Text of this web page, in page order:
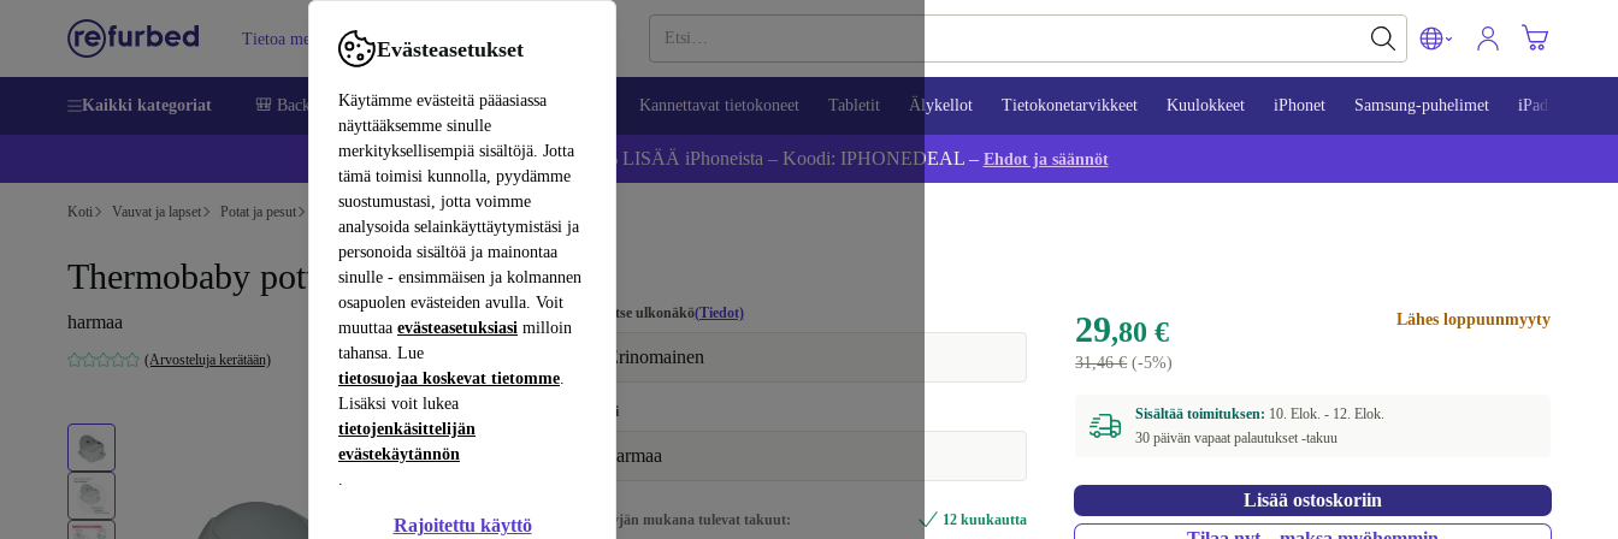
Evästeasetukset
Käytämme evästeitä pääasiassa
näyttääksemme sinulle
merkityksellisempiä sisältöjä. Jotta
tämä toimisi kunnolla, pyydämme
suostumustasi, jotta voimme
analysoida selainkäyttäytymistäsi ja
personoida sisältöä ja mainontaa
sinulle - ensimmäisen ja kolmannen
osapuolen evästeiden avulla. Voit
muuttaa evästeasetuksiasi milloin
tahansa. Lue
tietosuojaa koskevat tietomme.
Lisäksi voit lukea
tietojenkäsittelijän
evästekäytännön
.
Rajoitettu käyttö
Tietoa meistä Myy Apua
Kaikki kategoriat 🎒 Back to school Matkapuhelimet ja älypuhelimet Kannettavat tietokoneet Tabletit Älykellot Tietokonetarvikkeet Kuulokkeet iPhonet Samsung-puhelimet iPadit
📱 Säästä 5 % LISÄÄ iPhoneista – Koodi: IPHONEDEAL – Ehdot ja säännöt
Koti Vauvat ja lapset Potat ja pesut Potat
Thermobaby potta
harmaa
(Arvosteluja kerätään)
Valitse ulkonäkö(Tiedot)
Erinomainen
Väri
harmaa
Myyjän mukana tulevat takuut: 12 kuukautta
29,80 €
31,46 €(-5%)
Lähes loppuunmyyty
Sisältää toimituksen: 10. Elok. - 12. Elok.
30 päivän vapaat palautukset -takuu
Lisää ostoskoriin